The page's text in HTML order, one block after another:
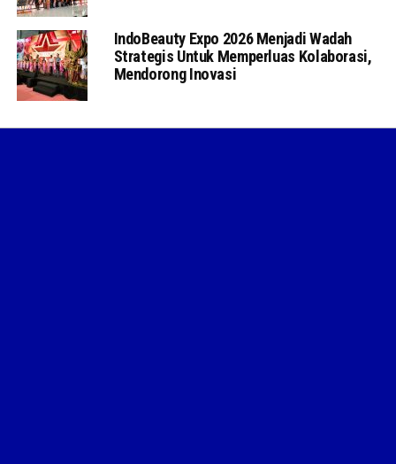
IndoBeauty Expo 2026 Menjadi Wadah
Strategis Untuk Memperluas Kolaborasi,
Mendorong Inovasi